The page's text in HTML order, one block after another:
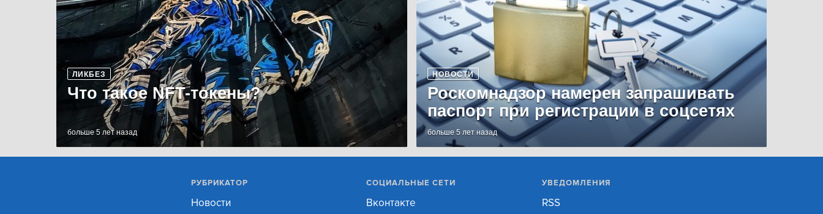
ЛИКБЕЗ
Что такое NFT-токены?
больше 5 лет назад
НОВОСТИ
Роскомнадзор намерен запрашивать
паспорт при регистрации в соцсетях
больше 5 лет назад
РУБРИКАТОР
Новости
СОЦИАЛЬНЫЕ СЕТИ
Вконтакте
УВЕДОМЛЕНИЯ
RSS